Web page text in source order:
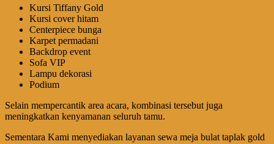
Kursi Tiffany Gold
Kursi cover hitam
Centerpiece bunga
Karpet permadani
Backdrop event
Sofa VIP
Lampu dekorasi
Podium
Selain mempercantik area acara, kombinasi tersebut juga
meningkatkan kenyamanan seluruh tamu.
Sementara Kami menyediakan layanan sewa meja bulat taplak gold